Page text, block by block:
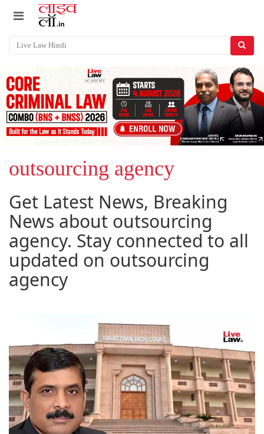
outsourcing agency
Get Latest News, Breaking
News about outsourcing
agency. Stay connected to all
updated on outsourcing
agency